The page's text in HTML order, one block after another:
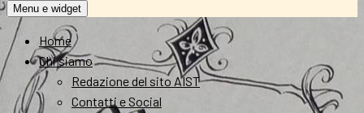
Menu e widget
Home
Chi siamo
Redazione del sito AIST
Contatti e Social